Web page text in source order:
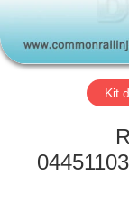
À
PROPOS
Kit